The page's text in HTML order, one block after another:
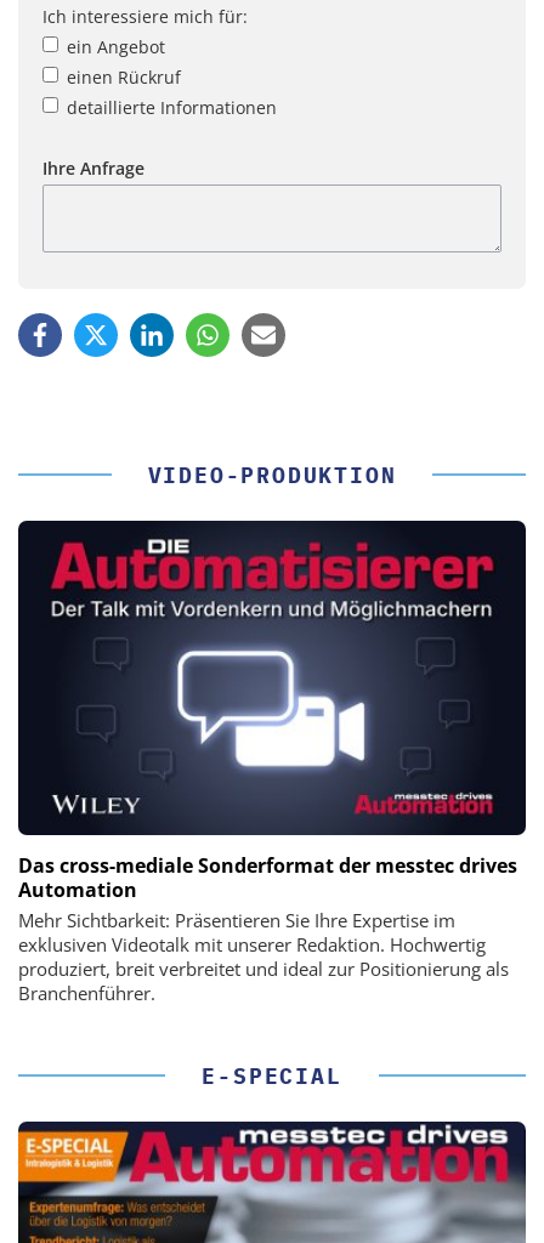
Ich interessiere mich für:
ein Angebot
einen Rückruf
detaillierte Informationen
Ihre Anfrage
VIDEO-PRODUKTION
Das cross-mediale Sonderformat der messtec drives
Automation
Mehr Sichtbarkeit: Präsentieren Sie Ihre Expertise im
exklusiven Videotalk mit unserer Redaktion. Hochwertig
produziert, breit verbreitet und ideal zur Positionierung als
Branchenführer.
E-SPECIAL